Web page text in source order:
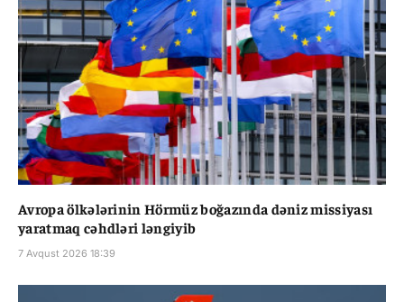
Avropa ölkələrinin Hörmüz boğazında dəniz missiyası
yaratmaq cəhdləri ləngiyib
7 Avqust 2026 18:39